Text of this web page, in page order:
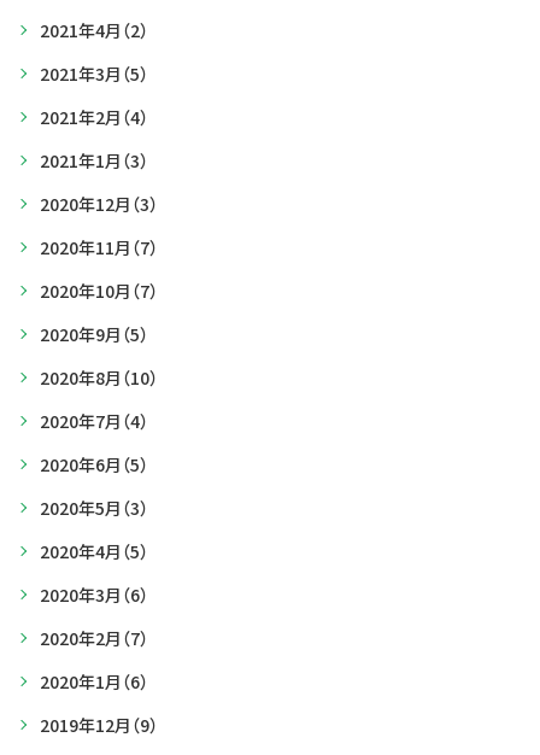
2021年4月 （2）
2021年3月 （5）
2021年2月 （4）
2021年1月 （3）
2020年12月 （3）
2020年11月 （7）
2020年10月 （7）
2020年9月 （5）
2020年8月 （10）
2020年7月 （4）
2020年6月 （5）
2020年5月 （3）
2020年4月 （5）
2020年3月 （6）
2020年2月 （7）
2020年1月 （6）
2019年12月 （9）